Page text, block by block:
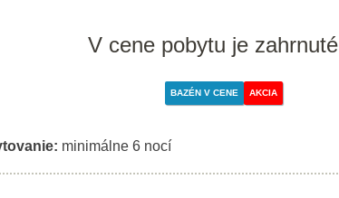
V cene pobytu je zahrnuté
BAZÉN V CENE AKCIA
minimálne 6 nocí